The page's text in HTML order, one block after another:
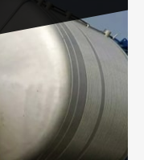
грузов
разрешения на